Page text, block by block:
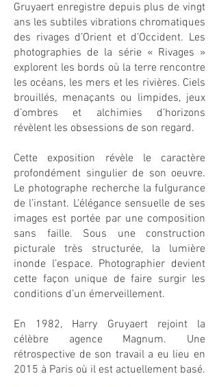
Gruyaert enregistre depuis plus de vingt
ans les subtiles vibrations chromatiques
des rivages d’Orient et d’Occident. Les
photographies de la série « Rivages »
explorent les bords où la terre rencontre
les océans, les mers et les rivières. Ciels
brouillés, menaçants ou limpides, jeux
d’ombres et alchimies d’horizons
révèlent les obsessions de son regard.
Cette exposition révèle le caractère
profondément singulier de son oeuvre.
Le photographe recherche la fulgurance
de l’instant. L’élégance sensuelle de ses
images est portée par une composition
sans faille. Sous une construction
picturale très structurée, la lumière
inonde l’espace. Photographier devient
cette façon unique de faire surgir les
conditions d’un émerveillement.
En 1982, Harry Gruyaert rejoint la
célèbre agence Magnum. Une
rétrospective de son travail a eu lieu en
2015 à Paris où il est actuellement basé.